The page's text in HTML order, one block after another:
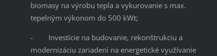
biomasy na výrobu tepla a vykurovanie s max.
tepelným výkonom do 500 kWt;
- Investície na budovanie, rekonštrukciu a
modernizáciu zariadení na energetické využívanie